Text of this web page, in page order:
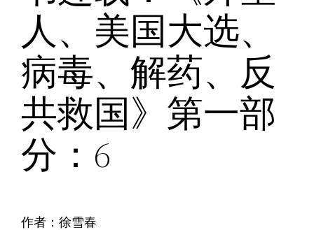
人、美国大选、
病毒、解药、反
共救国》第一部
分：6
作者：徐雪春